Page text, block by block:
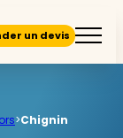
un devis
>Chignin